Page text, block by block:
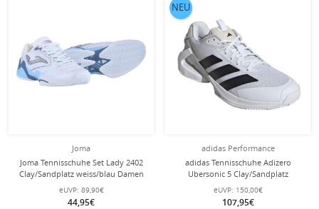
Joma
Joma Tennisschuhe Set Lady 2402
Clay/Sandplatz weiss/blau Damen
eUVP: 89,90€
44,95€
adidas Performance
adidas Tennisschuhe Adizero
Ubersonic 5 Clay/Sandplatz
weiss/schwarz/grau Herren
eUVP: 150,00€
107,95€
NEU